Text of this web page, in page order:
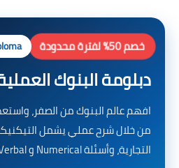
خصم 50% لفترة محدودة
دبلومة البنوك
افهم عالم البنوك من الصفر،
من خلال شرح عملي يشمل
التجارية، وأسئلة Numerical و Verbal.